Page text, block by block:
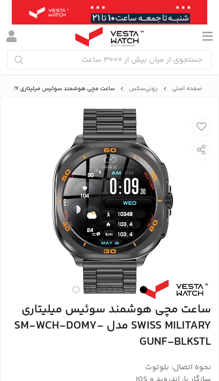
صفحه اصلی یونی‌سکس ساعت مچی هوشمند سوئیس میلیتاری SWISS MILITARY مدل SM-WCH-DOM7-GUNF-BLKSTL
ساعت مچی هوشمند سوئیس میلیتاری
SWISS MILITARY مدل SM-WCH-DOM7-
GUNF-BLKSTL
نحوه اتصال: بلوتوث